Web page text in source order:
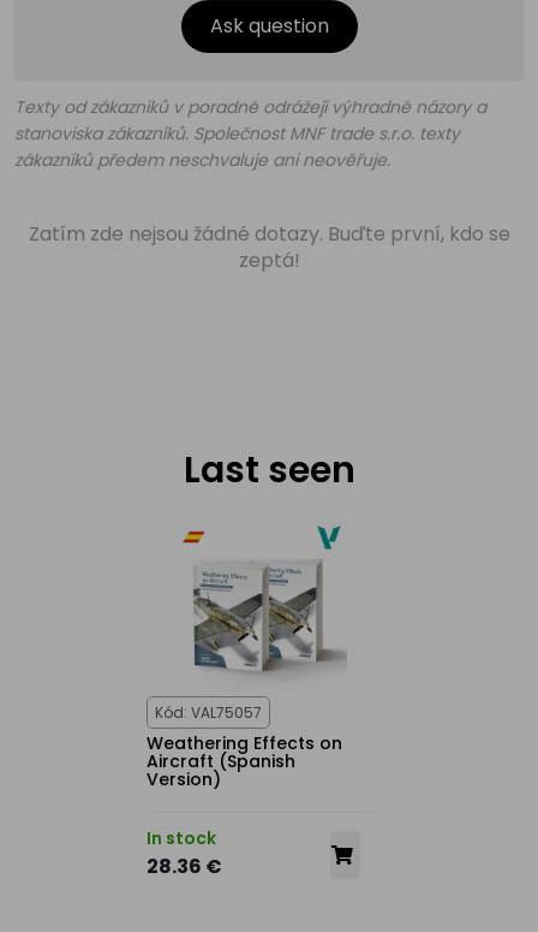
Ask question
Texty od zákazníků v poradně odrážejí výhradně názory a
stanoviska zákazníků. Společnost MNF trade s.r.o. texty
zákazníků předem neschvaluje ani neověřuje.
Zatím zde nejsou žádné dotazy. Buďte první, kdo se
zeptá!
Last seen
Kód: VAL75057
Weathering Effects on
Aircraft (Spanish
Version)
In stock
28.36 €